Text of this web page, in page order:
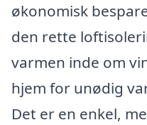
økonomisk
den rette
varmen inde om
hjem for unødig
Det er en enkel,